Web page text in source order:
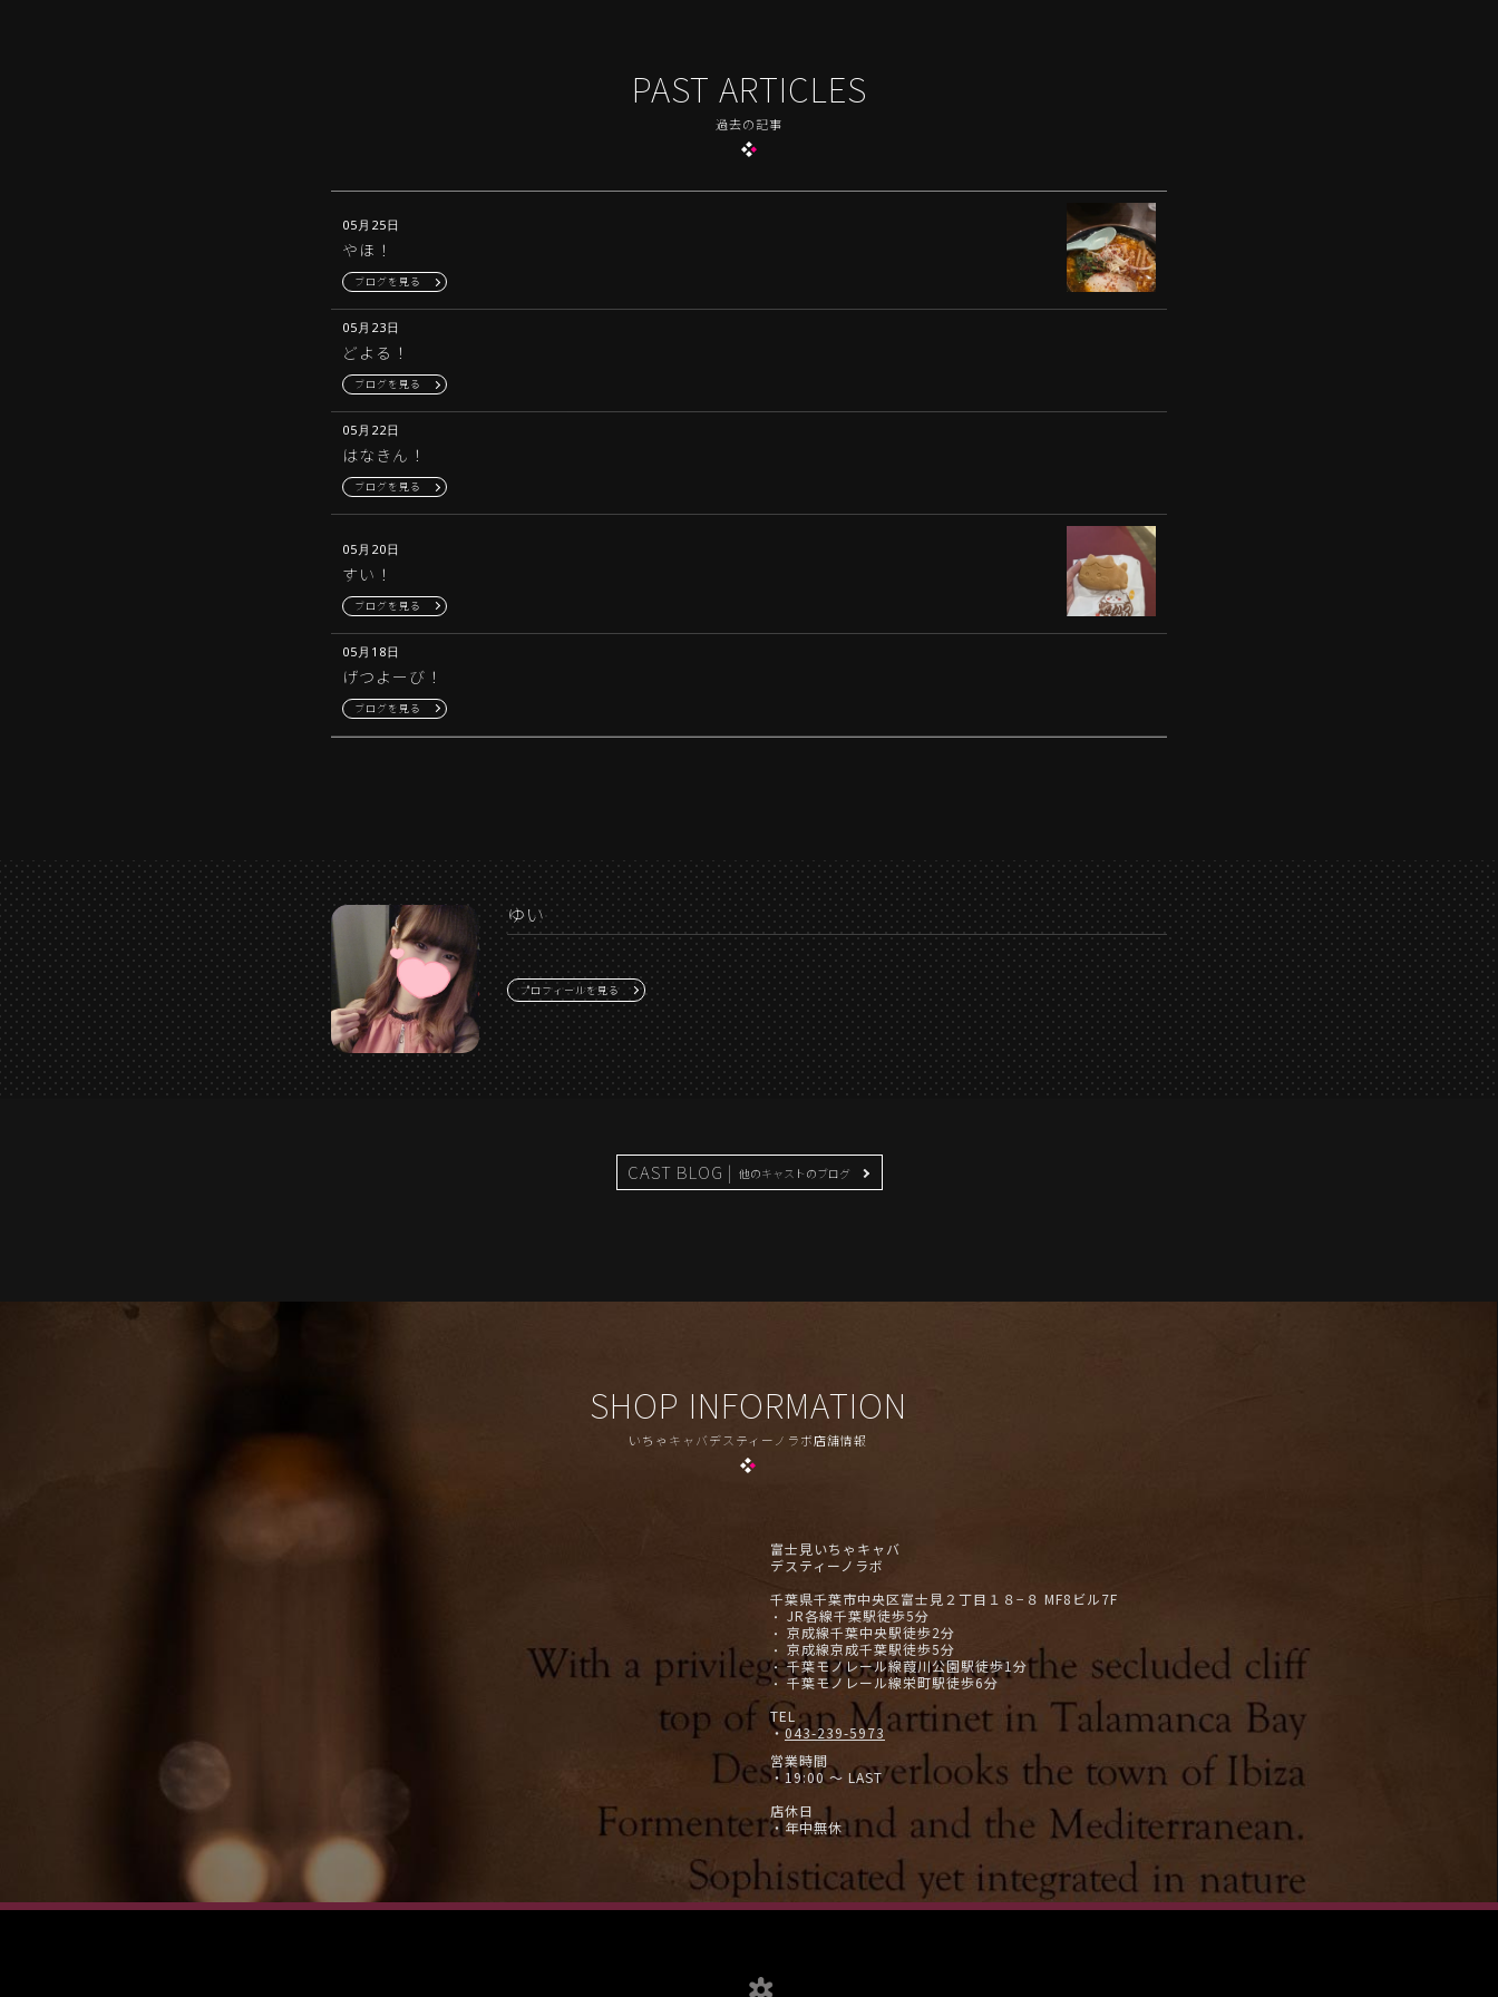
PAST ARTICLES
過去の記事
05月25日
やほ！
ブログを見る
05月23日
どよる！
ブログを見る
05月22日
はなきん！
ブログを見る
05月20日
すい！
ブログを見る
05月18日
げつよーび！
ブログを見る
ゆい
プロフィールを見る
CAST BLOG | 他のキャストのブログ
SHOP INFORMATION
いちゃキャバデスティーノラボ店舗情報
富士見いちゃキャバ
デスティーノラボ
千葉県千葉市中央区富士見２丁目１８−８ MF8ビル7F
・ JR各線千葉駅徒歩5分
・ 京成線千葉中央駅徒歩2分
・ 京成線京成千葉駅徒歩5分
・千葉モノレール線葭川公園駅徒歩1分
・千葉モノレール線栄町駅徒歩6分
TEL
・043-239-5973
営業時間
・19:00 ～ LAST
店休日
・年中無休